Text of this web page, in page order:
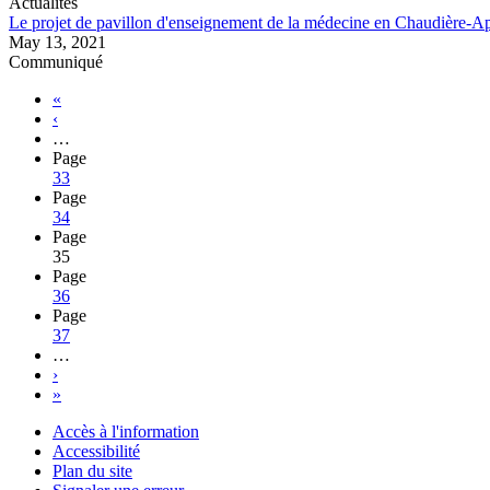
Le projet de pavillon d'enseignement de la médecine en Chaudière-
May 13, 2021
Communiqué
«
‹
…
Page
33
Page
34
Page
35
Page
36
Page
37
…
›
»
Accès à l'information
Accessibilité
Plan du site